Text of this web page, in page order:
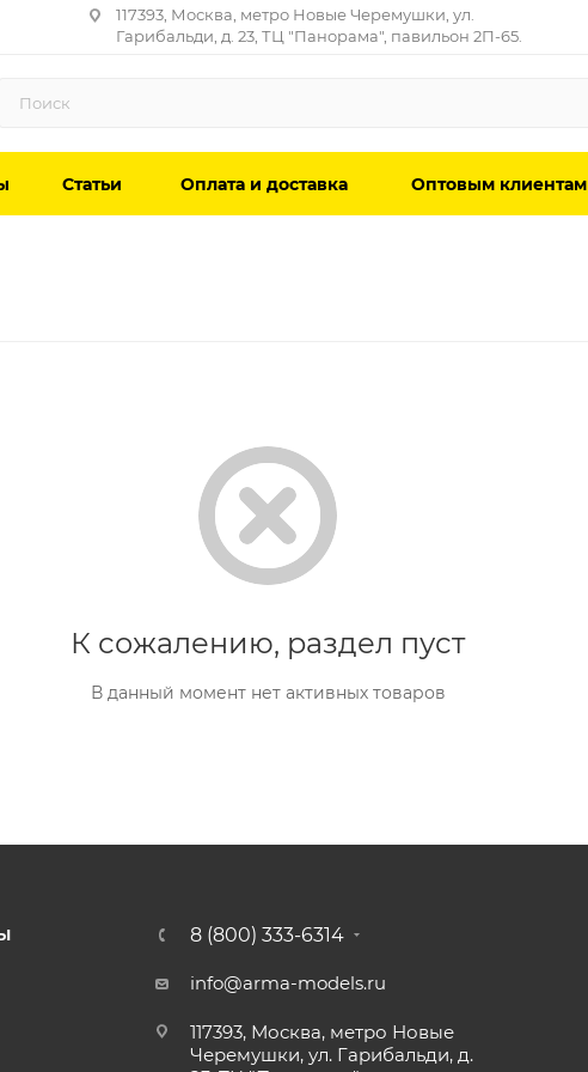
117393, Москва, метро Новые Черемушки, ул.
Гарибальди, д. 23, ТЦ "Панорама", павильон 2П-65.
Статьи Оплата и доставка Оптовым клиентам
К сожалению, раздел пуст
В данный момент нет активных товаров
8 (800) 333-6314
info@arma-models.ru
117393, Москва, метро Новые
Черемушки, ул. Гарибальди, д.